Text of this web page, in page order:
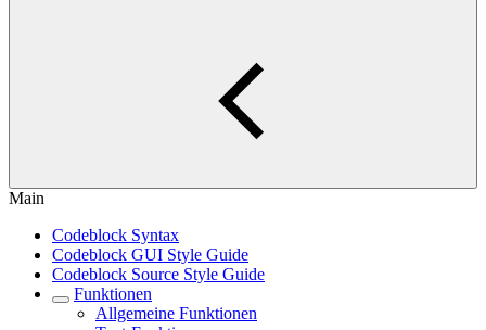
Main
Codeblock Syntax
Codeblock GUI Style Guide
Codeblock Source Style Guide
Funktionen
Allgemeine Funktionen